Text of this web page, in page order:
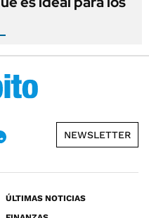
NEWSLETTER
ÚLTIMAS NOTICIAS